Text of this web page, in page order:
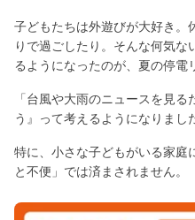
子どもたちは外遊びが大好き。
りで過ごしたり。そんな何気
るようになったのが、夏の停電
「台風や大雨のニュースを見
う』って考えるようになりまし
特に、小さな子どもがいる家庭
と不便」では済まされません。